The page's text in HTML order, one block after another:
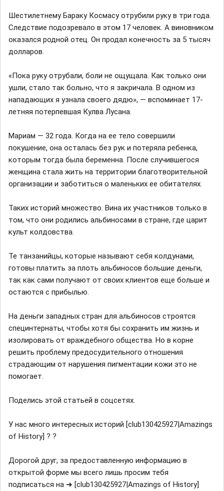
Шестилетнему Бараку Космасу отрубили руку в три года.
Следствие подозревало в этом 17 человек. А виновником
оказался родной отец. Он продал конечность за 5 тысяч
долларов.
«Пока руку отрубали, боли не ощущала. Как только они
ушли, стало так больно, что я закричала. В одном из
нападающих я узнала своего дядю», — вспоминает 17-
летняя потерпевшая Кулва Лусана.
Мариам — 32 года. Когда на ее тело совершили
покушение, она осталась без рук и потеряла ребенка,
которым тогда была беременна. После случившегося
женщина стала жить на территории благотворительной
организации и заботиться о маленьких ее обитателях.
Таких историй множество. Вина их участников только в
том, что они родились альбиносами в стране, где царит
культ колдовства.
Те танзанийцы, которые называют себя колдунами,
готовы платить за плоть альбиносов большие деньги,
так как сами получают от своих клиентов еще больше и
остаются с прибылью.
На деньги западных стран для альбиносов строятся
специнтернаты, чтобы хотя бы сохранить им жизнь и
изолировать от враждебного общества. Но в корне
решить проблему предосудительного отношения
страдающим от нарушения пигментации кожи это не
помогает.
Поделись этой статьей в соцсетях.
У нас много интересных историй [club130425927|Amazings
of History] ? ?
Дорогой друг, за предоставленную информацию в
открытой форме мы всего лишь просим тебя
подписаться на ➜ [club130425927|Amazings of History]